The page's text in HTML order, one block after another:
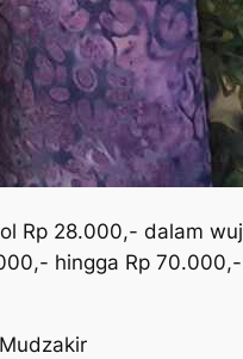
Rp 28.000,- dalam
hingga Rp